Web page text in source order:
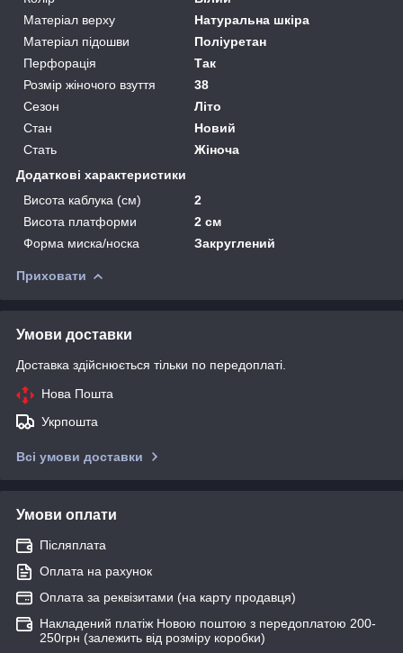
Матеріал верху
Натуральна шкіра
Матеріал підошви
Поліуретан
Перфорація
Так
Розмір жіночого взуття
38
Сезон
Літо
Стан
Новий
Стать
Жіноча
Додаткові характеристики
Висота каблука (см)
2
Висота платформи
2 см
Форма миска/носка
Закруглений
Приховати
Умови доставки
Доставка здійснюється тільки по передоплаті.
Нова Пошта
Укрпошта
Всі умови доставки
Умови оплати
Післяплата
Оплата на рахунок
Оплата за реквізитами (на карту продавця)
Накладений платіж Новою поштою з передоплатою 200-
250грн (залежить від розміру коробки)